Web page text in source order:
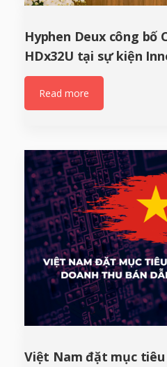
Hyphen Deux công bố
HDx32U tại sự kiện
Read more
Việt Nam đặt mục